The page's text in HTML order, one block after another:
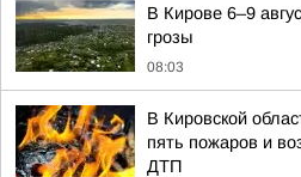
В Кирове 6–9
грозы
08:03
В Кировской
пять пожаров и
ДТП